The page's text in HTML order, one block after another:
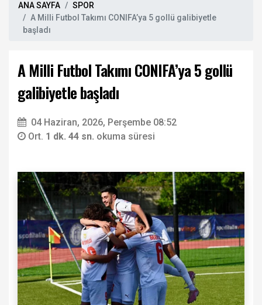
ANA SAYFA
SPOR
A Milli Futbol Takımı CONIFA’ya 5 gollü galibiyetle
başladı
A Milli Futbol Takımı CONIFA’ya 5 gollü
galibiyetle başladı
04 Haziran, 2026, Perşembe 08:52
Ort. 1 dk. 44 sn. okuma süresi